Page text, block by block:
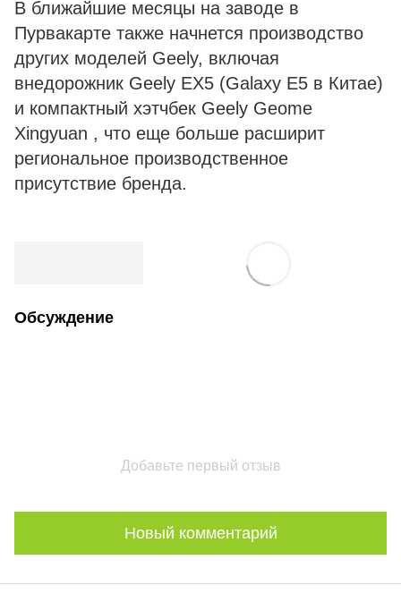
В ближайшие месяцы на заводе в
Пурвакарте также начнется производство
других моделей Geely, включая
внедорожник Geely EX5 (Galaxy E5 в Китае)
и компактный хэтчбек Geely Geome
Xingyuan , что еще больше расширит
региональное производственное
присутствие бренда.
Обсуждение
Добавьте первый отзыв
Новый комментарий